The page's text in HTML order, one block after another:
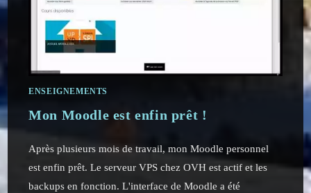
ENSEIGNEMENTS
Mon Moodle est enfin prêt !
Après plusieurs mois de travail, mon Moodle personnel
est enfin prêt. Le serveur VPS chez OVH est actif et les
backups en fonction. L'interface de Moodle a été